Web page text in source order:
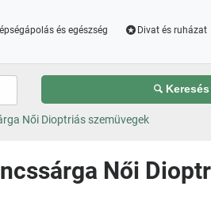
és egészség Divat és ruházat
Keresés
Női Dioptriás szemüvegek
Női